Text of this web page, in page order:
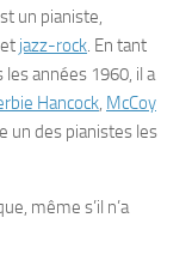
un pianiste,
et jazz-rock. En tant
les années 1960, il a
Hancock, McCoy
un des pianistes les
même s’il n’a